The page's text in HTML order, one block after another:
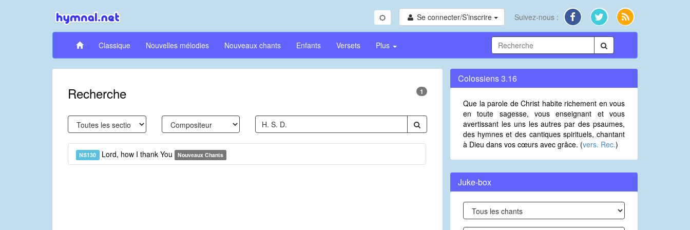
Se connecter/S’inscrire Suivez-nous :
Classique Nouvelles mélodies Nouveaux chants Enfants Versets Plus
Recherche 1
NS130 Lord, how I thank You Nouveaux Chants
Colossiens 3.16
Que la parole de Christ habite richement en vous
en toute sagesse, vous enseignant et vous
avertissant les uns les autres par des psaumes,
des hymnes et des cantiques spirituels, chantant
à Dieu dans vos cœurs avec grâce. (vers. Rec.)
Juke-box